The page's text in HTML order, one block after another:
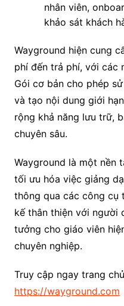
nhân viên,
khảo sát khách
Wayground hiện cung
phí đến trả phí, với các
Gói cơ bản cho phép
và tạo nội dung giới
rộng khả năng lưu trữ,
chuyên sâu.
Wayground là một nền
tối ưu hóa việc giảng
thông qua các công cụ
kế thân thiện với người
tưởng cho giáo viên
chuyên nghiệp.
Truy cập ngay trang
https://wayground.com